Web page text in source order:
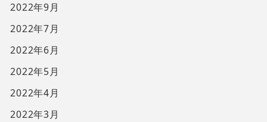
2022年9月
2022年7月
2022年6月
2022年5月
2022年4月
2022年3月